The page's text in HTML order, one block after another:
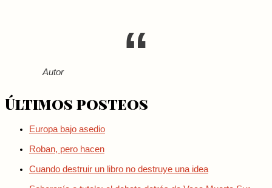
Autor
Últimos posteos
Europa bajo asedio
Roban, pero hacen
Cuando destruir un libro no destruye una idea